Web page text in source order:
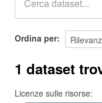
Ordina per
1 dataset
Licenze sulle risorse: